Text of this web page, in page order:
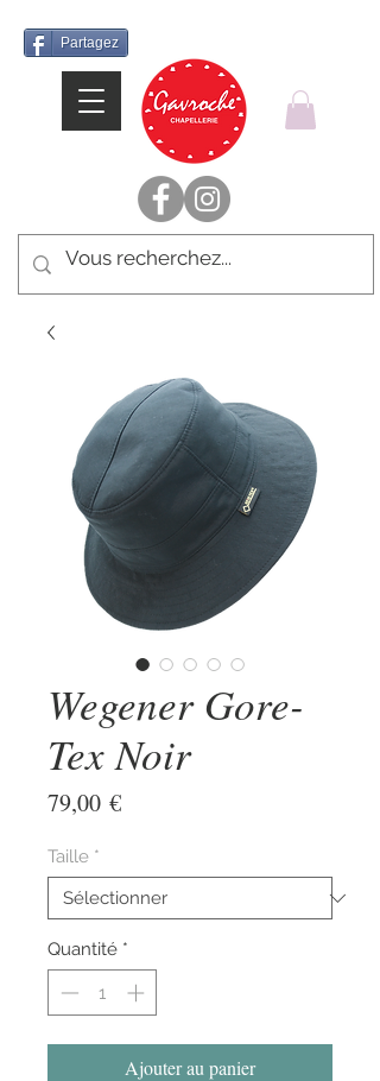
Partagez
Wegener Gore-
Tex Noir
79,00 €Prix
Taille *
Quantité *
Ajouter au panier